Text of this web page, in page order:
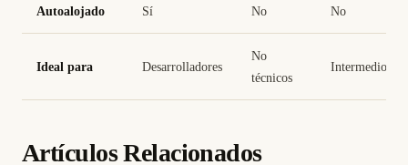
Autoalojado Sí No No
Ideal para Desarrolladores
No
técnicos
Intermedio
Artículos Relacionados